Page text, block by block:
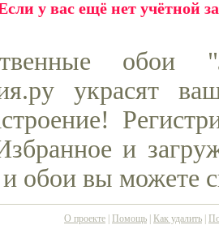
у вас ещё нет учётной
украсят
и
и обои вы можете
О проекте Помощь Как удалить